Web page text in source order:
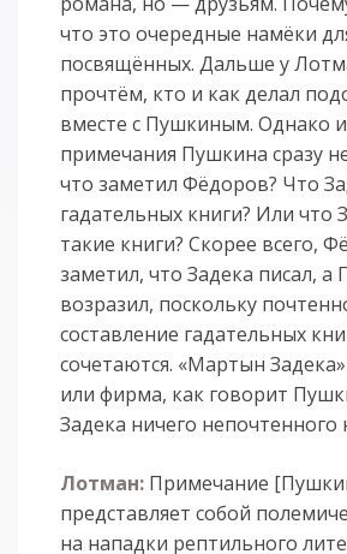
что это очередные намёки
посвящённых. Дальше у
прочтём, кто и как делал
вместе с Пушкиным. Однако
примечания Пушкина сразу
что заметил Фёдоров? Что
гадательных книги? Или что
такие книги? Скорее всего,
заметил, что Задека писал,
возразил, поскольку
составление гадательных
сочетаются. «Мартын
или фирма, как говорит
Задека ничего непочтенного
Лотман: Примечание
представляет собой
на нападки рептильного